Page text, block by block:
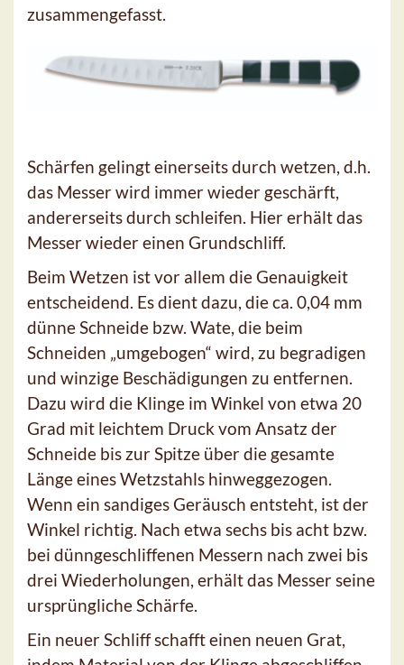
zusammengefasst.
Schärfen gelingt einerseits durch wetzen, d.h.
das Messer wird immer wieder geschärft,
andererseits durch schleifen. Hier erhält das
Messer wieder einen Grundschliff.
Beim Wetzen ist vor allem die Genauigkeit
entscheidend. Es dient dazu, die ca. 0,04 mm
dünne Schneide bzw. Wate, die beim
Schneiden „umgebogen“ wird, zu begradigen
und winzige Beschädigungen zu entfernen.
Dazu wird die Klinge im Winkel von etwa 20
Grad mit leichtem Druck vom Ansatz der
Schneide bis zur Spitze über die gesamte
Länge eines Wetzstahls hinweggezogen.
Wenn ein sandiges Geräusch entsteht, ist der
Winkel richtig. Nach etwa sechs bis acht bzw.
bei dünngeschliffenen Messern nach zwei bis
drei Wiederholungen, erhält das Messer seine
ursprüngliche Schärfe.
Ein neuer Schliff schafft einen neuen Grat,